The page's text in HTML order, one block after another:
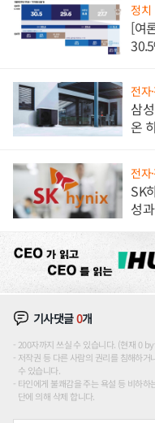
정치
[여
전자
삼
온
전자
SK
성
기사댓글0개
200자까지 쓰실 수 있습니다. (현재 0
저작권 등 다른 사람의 권리를 침해하
수 있습니다.
타인에게 불쾌감을 주는 욕설 등 비하
단에 의해 삭제 합니다.